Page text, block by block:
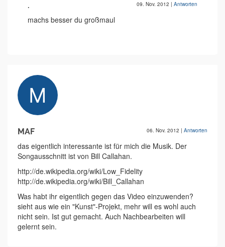
. 09. Nov. 2012 | Antworten
machs besser du großmaul
MAF 06. Nov. 2012 | Antworten
das eigentlich interessante ist für mich die Musik. Der
Songausschnitt ist von Bill Callahan.
http://de.wikipedia.org/wiki/Low_Fidelity
http://de.wikipedia.org/wiki/Bill_Callahan
Was habt ihr eigentlich gegen das Video einzuwenden?
sieht aus wie ein "Kunst"-Projekt, mehr will es wohl auch
nicht sein. Ist gut gemacht. Auch Nachbearbeiten will
gelernt sein.